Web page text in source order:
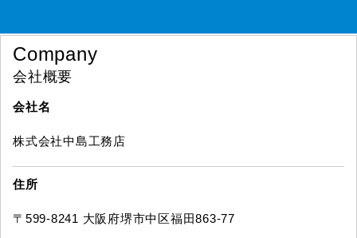
Company
会社概要
会社名
株式会社中島工務店
住所
〒599-8241 大阪府堺市中区福田863-77